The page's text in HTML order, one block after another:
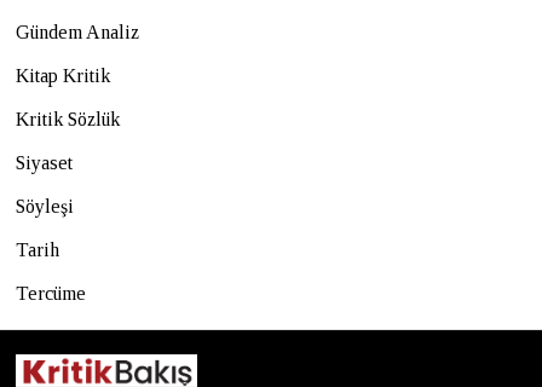
Gündem Analiz
Kitap Kritik
Kritik Sözlük
Siyaset
Söyleşi
Tarih
Tercüme